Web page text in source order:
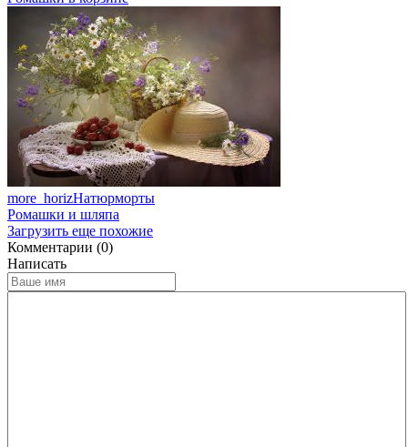
more_horizНатюрморты
Ромашки и шляпа
Загрузить еще похожие
Комментарии (0)
Написать